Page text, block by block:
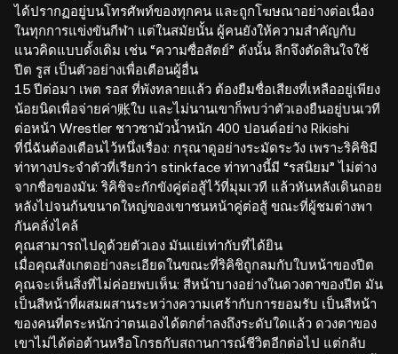
ได้ปรากฏอยู่บนโทรศัพท์ของทุกคน และถูกโฆษณาอย่างต่อเนื่อง
ในทุกการแข่งขันกีฬา แต่ในสมัยนั้น ผู้คนยังให้ความสำคัญกับ
แนวคิดแบบดั้งเดิม เช่น “ความซื่อสัตย์” ดังนั้น ลีกจึงตัดสินใจใช้
ปีต รูส เป็นตัวอย่างเพื่อเตือนผู้อื่น
15 ปีต่อมา เพต รอส ที่พังทลายแล้ว ต้องยืมชื่อเสียงที่เหลืออยู่เพียง
น้อยนิดเพื่อจ่ายค่า账ใบ และไม่นานเขาก็พบว่าตัวเองยืนอยู่บนเวที
ต่อหน้า Wrestler ชาวซามัวน้ำหนัก 400 ปอนด์อย่าง Rikishi
ที่นี่ฉันต้องเตือนไว้หนึ่งเรื่อง: กรุณาดูอย่างระมัดระวัง เพราะริคิชิมี
ท่าทางประจำตัวที่เรียกว่า stinkface ท่าทางนี้มี “รสนิยม” ไม่ต่าง
จากชื่อของมัน: ริคิชิจะกักขังคู่ต่อสู้ไว้ที่มุมเวที แล้วหันหลังเดินถอย
หลังไปจนก้นขนาดใหญ่ของเขาชนหน้าคู่ต่อสู้ ขณะที่ผู้ชมต่างพา
กันคลั่งไคล้
คุณสามารถไปดูด้วยตัวเอง มันแย่เท่ากับที่ได้ยิน
เมื่อคุณสังเกตอย่างละเอียดในขณะที่ริคิชิถูกลมกับใบหน้าของปีต
คุณจะเห็นสิ่งที่ไม่ค่อยพบเห็น: สีหน้าบางอย่างในดวงตาของปีต มัน
เป็นสีหน้าที่ผสมผสานระหว่างความเศร้ากับการยอมรับ เป็นสีหน้า
ของคนที่ตระหนักว่าตนเองได้ตกต่ำลงถึงระดับใดแล้ว ดวงตาของ
เขาไม่ได้ต่อต้านหรือโกรธกับสถานการณ์ชีวิตอีกต่อไป แต่กลับ